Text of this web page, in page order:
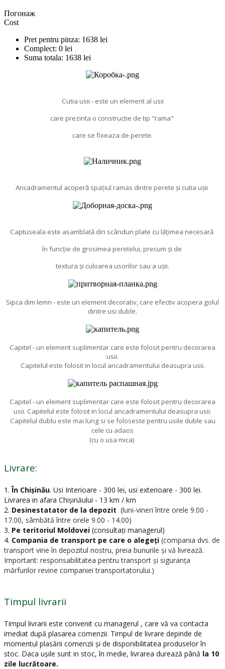
Погонаж
Cost
Pret pentru pinza: 1638 lei
Complect: 0 lei
Suma totala: 1638 lei
Cutia usii - este un element al usii
care prezinta o constructie de tip "rama"
care se fixeaza de perete.
Ancadramentul acoperă spațiul ramas dintre perete și cutia ușii
Captuseala este asamblată din scânduri plate cu lățimea necesară
în funcție de grosimea peretelui, precum și de
textura și culoarea usorilor sau a ușii.
Sipca dim lemn - este un element decorativ, care efectiv acopera golul
dintre usi duble.
Capitel - un element suplimentar care este folosit pentru decorarea
usii.
Capitelul este folosit in locul ancadramentului deasupra usii.
Capitel - un element suplimentar care este folosit pentru decorarea
usii. Capitelul este folosit in locul ancadramentului deasupra usii.
Capitelul dublu este mai lung si se foloseste pentru usile duble sau
cele cu adaos
(cu o usa mica)
Livrare:
1. În Chișinău. Usi Interioare - 300 lei, usi exterioare - 300 lei.
Livrarea in afara Chișinăului - 13 km / km
2. Desinestatator de la depozit (luni-vineri între orele 9.00 -
17.00, sâmbătă între orele 9.00 - 14.00)
3. Pe teritoriul Moldovei (consultați managerul)
4. Compania de transport pe care o alegeți (compania dvs. de
transport vine în depozitul nostru, preia bunurile și vă livrează.
Important: responsabilitatea pentru transport și siguranța
mărfurilor revine companiei transportatorului.)
Timpul livrarii
Timpul livrarii este convenit cu managerul , care vă va contacta
imediat după plasarea comenzii. Timpul de livrare depinde de
momentul plasării comenzii și de disponibilitatea produselor în
stoc. Daca ușile sunt in stoc, în medie, livrarea durează până la 10
zile lucrătoare.